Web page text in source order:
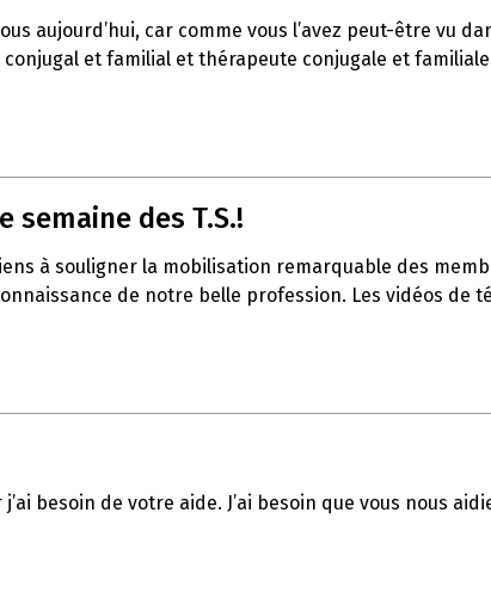
aujourd’hui, car comme vous l’avez peut-être vu
et familial et thérapeute conjugale et familiale
semaine des T.S.!
à souligner la mobilisation remarquable des
de notre belle profession. Les vidéos de
besoin de votre aide. J’ai besoin que vous nous